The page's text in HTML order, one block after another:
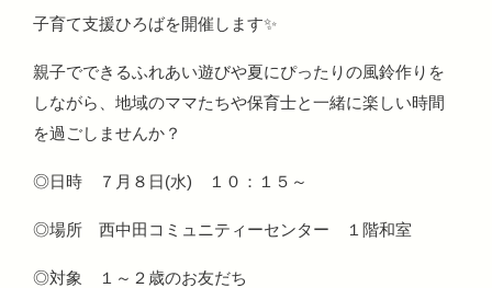
子育て支援ひろばを開催します✨
親子でできるふれあい遊びや夏にぴったりの風鈴作りを
しながら、地域のママたちや保育士と一緒に楽しい時間
を過ごしませんか？
◎日時 ７月８日(水) １０：１５～
◎場所 西中田コミュニティーセンター １階和室
◎対象 １～２歳のお友だち